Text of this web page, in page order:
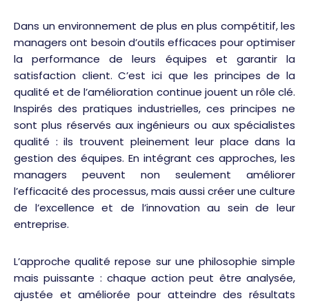
Dans un environnement de plus en plus compétitif, les
managers ont besoin d’outils efficaces pour optimiser
la performance de leurs équipes et garantir la
satisfaction client. C’est ici que les principes de la
qualité et de l’amélioration continue jouent un rôle clé.
Inspirés des pratiques industrielles, ces principes ne
sont plus réservés aux ingénieurs ou aux spécialistes
qualité : ils trouvent pleinement leur place dans la
gestion des équipes. En intégrant ces approches, les
managers peuvent non seulement améliorer
l’efficacité des processus, mais aussi créer une culture
de l’excellence et de l’innovation au sein de leur
entreprise.
L’approche qualité repose sur une philosophie simple
mais puissante : chaque action peut être analysée,
ajustée et améliorée pour atteindre des résultats